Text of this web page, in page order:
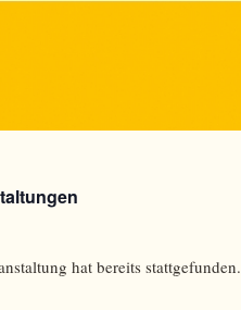
hat bereits stattgefunden.